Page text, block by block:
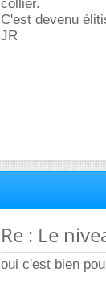
collier.
C'est devenu
JR
Re : Le
oui c'est bien